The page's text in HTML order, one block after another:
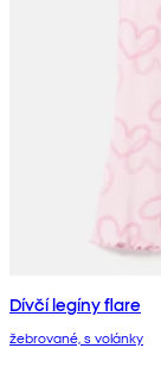
Dívčí legíny flare
žebrované, s volánky